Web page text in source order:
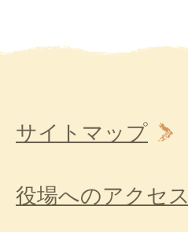
サイトマップ
役場へのアクセス